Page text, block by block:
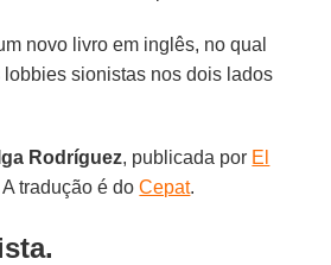
novo livro em inglês, no qual
lobbies sionistas nos dois lados
Rodríguez, publicada por El
A tradução é doCepat.